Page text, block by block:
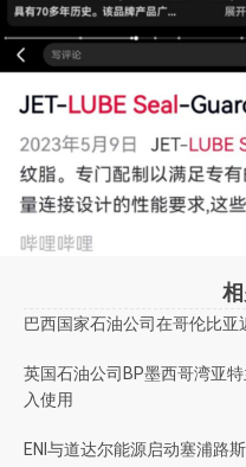
巴西国家石油公司在哥伦比亚
英国石油公司BP墨西哥湾亚
入使用
ENI与道达尔能源启动塞浦路